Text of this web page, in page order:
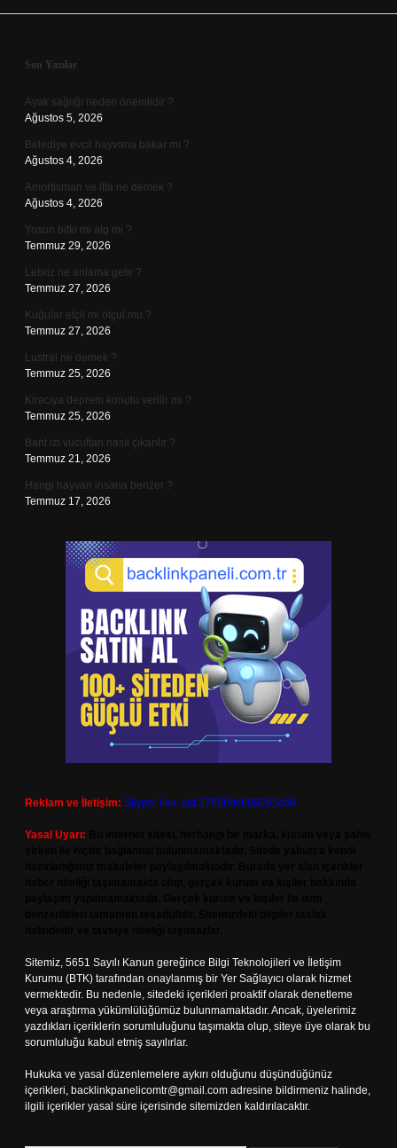
Sidebar
Son Yazılar
Ayak sağlığı neden önemlidir ?
Ağustos 5, 2026
Belediye evcil hayvana bakar mı ?
Ağustos 4, 2026
Amortisman ve itfa ne demek ?
Ağustos 4, 2026
Yosun bitki mi alg mi ?
Temmuz 29, 2026
Lebriz ne anlama gelir ?
Temmuz 27, 2026
Kuğular etçil mi otçul mu ?
Temmuz 27, 2026
Lustral ne demek ?
Temmuz 25, 2026
Kiracıya deprem konutu verilir mi ?
Temmuz 25, 2026
Bant izi vücuttan nasıl çıkarılır ?
Temmuz 21, 2026
Hangi hayvan insana benzer ?
Temmuz 17, 2026
Reklam ve İletişim: Skype: live:.cid.575569c608265c69
Yasal Uyarı:
Sitemiz, 5651 Sayılı Kanun gereğince Bilgi Teknolojileri ve İletişim
Kurumu (BTK) tarafından onaylanmış bir Yer Sağlayıcı olarak hizmet
vermektedir. Bu nedenle, sitedeki içerikleri proaktif olarak denetleme
veya araştırma yükümlülüğümüz bulunmamaktadır. Ancak, üyelerimiz
yazdıkları içeriklerin sorumluluğunu taşımakta olup, siteye üye olarak bu
sorumluluğu kabul etmiş sayılırlar.
Hukuka ve yasal düzenlemelere aykırı olduğunu düşündüğünüz
içerikleri, backlinkpanelicomtr@gmail.com adresine bildirmeniz halinde,
ilgili içerikler yasal süre içerisinde sitemizden kaldırılacaktır.